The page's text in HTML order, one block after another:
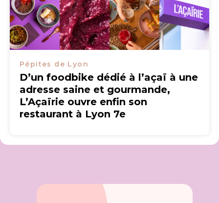
Pépites de Lyon
D’un foodbike dédié à l’açaï à une
adresse saine et gourmande,
L’Açaïrie ouvre enfin son
restaurant à Lyon 7e